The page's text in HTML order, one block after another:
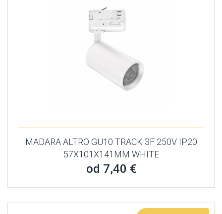
MADARA ALTRO GU10 TRACK 3F 250V IP20
57X101X141MM WHITE
od 7,40 €